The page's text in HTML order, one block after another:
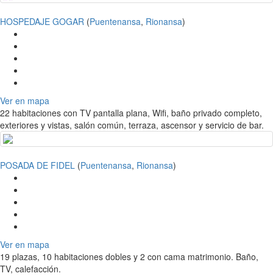
HOSPEDAJE GOGAR (Puentenansa, Rionansa)
Ver en mapa
22 habitaciones con TV pantalla plana, Wifi, baño privado completo,
exteriores y vistas, salón común, terraza, ascensor y servicio de bar.
POSADA DE FIDEL (Puentenansa, Rionansa)
Ver en mapa
19 plazas, 10 habitaciones dobles y 2 con cama matrimonio. Baño,
TV, calefacción.